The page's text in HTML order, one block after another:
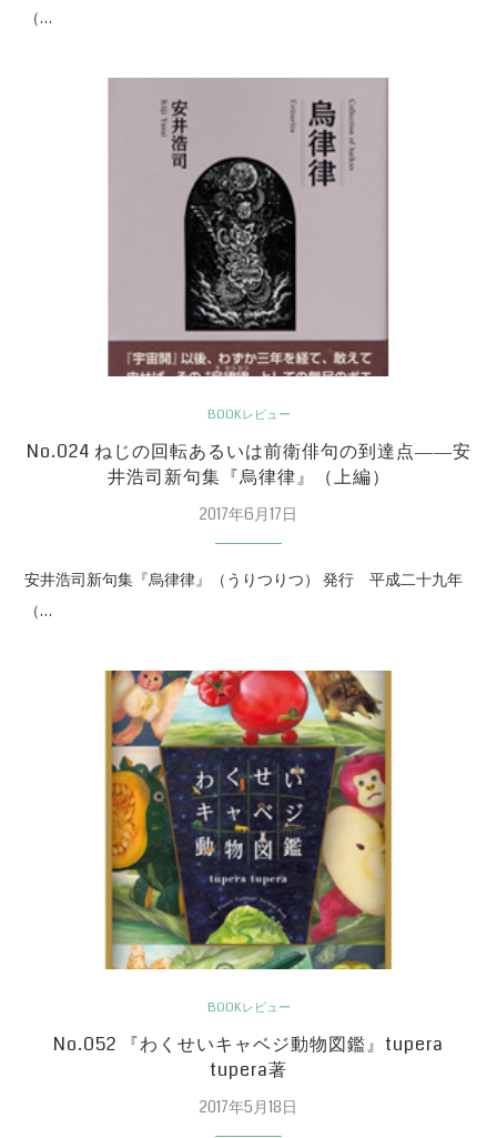
（…
BOOKレビュー
No.024 ねじの回転あるいは前衛俳句の到達点――安
井浩司新句集『烏律律』（上編）
2017年6月17日
安井浩司新句集『烏律律』（うりつりつ） 発行 平成二十九年
（…
BOOKレビュー
No.052 『わくせいキャベジ動物図鑑』tupera
tupera著
2017年5月18日